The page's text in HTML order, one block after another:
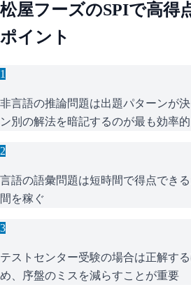
松屋フーズのSPIで高得
ポイント
1
非言語の推論問題は出題パターンが
ン別の解法を暗記するのが最も効率的
2
言語の語彙問題は短時間で得点でき
間を稼ぐ
3
テストセンター受験の場合は正解す
め、序盤のミスを減らすことが重要